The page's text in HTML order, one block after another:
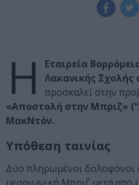
Η
Εταιρεία
Λακανικής Σχολής
προσκαλεί στην
«Αποστολή στην Μπριζ»
ΜακΝτόν.
Υπόθεση ταινίας
Δύο πληρωμένοι δολοφόνοι